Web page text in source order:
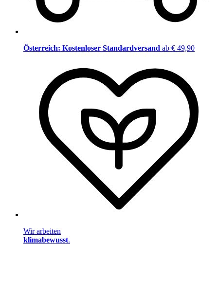
Österreich: Kostenloser Standardversand ab € 49,90
Wir arbeiten
klimabewusst.